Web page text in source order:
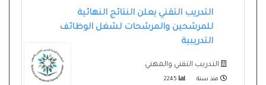
التدريب التقني يعلن النتائج النهائية
للمرشحين والمرشحات لشغل الوظائف
التدريبية
التدريب التقني والمهني
منذ سنة